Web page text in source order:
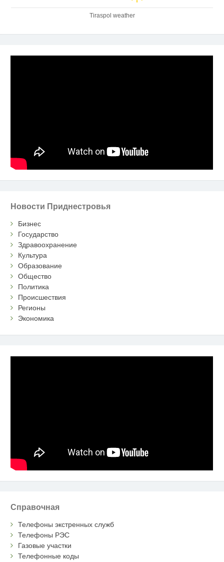
Tiraspol weather
Новости Приднестровья
Бизнес
Государство
Здравоохранение
Культура
Образование
Общество
Политика
Происшествия
Регионы
Экономика
Справочная
Телефоны экстренных служб
Телефоны РЭС
Газовые участки
Телефонные коды